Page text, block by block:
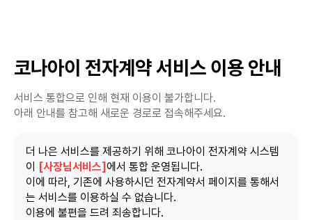
코나아이 전자계약 서비스 이용 안내
서비스 통합으로 인해 현재 이용이 불가합니다.
아래 안내를 참고해 새로운 경로로 접속해주세요.
더 나은 서비스를 제공하기 위해 코나아이 전자계약 시스템
이
[사장님서비스]에서 통합 운영됩니다.
이에 따라, 기존에 사용하시던 전자계약서 페이지를 통해서
는 서비스를 이용하실 수 없습니다.
이용에 불편을 드려 죄송합니다.